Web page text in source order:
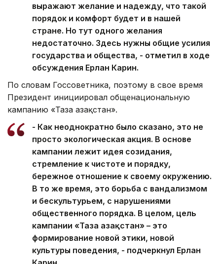
выражают желание и надежду, что такой
порядок и комфорт будет и в нашей
стране. Но тут одного желания
недостаточно. Здесь нужны общие усилия
государства и общества, - отметил в ходе
обсуждения Ерлан Карин.
По словам Госсоветника, поэтому в свое время
Президент инициировал общенациональную
кампанию «Таза Қазақстан».
- Как неоднократно было сказано, это не
просто экологическая акция. В основе
кампании лежит идея созидания,
стремление к чистоте и порядку,
бережное отношение к своему окружению.
В то же время, это борьба с вандализмом
и бескультурьем, с нарушениями
общественного порядка. В целом, цель
кампании «Таза Қазақстан» – это
формирование новой этики, новой
культуры поведения, - подчеркнул Ерлан